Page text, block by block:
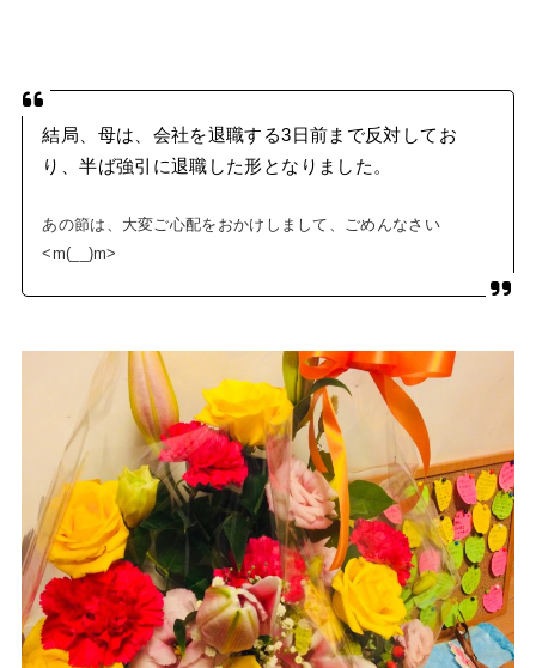
結局、母は、会社を退職する3日前まで反対してお
り、半ば強引に退職した形となりました。
あの節は、大変ご心配をおかけしまして、ごめんなさい
<m(__)m>